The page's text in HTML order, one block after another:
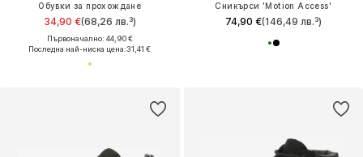
Обувки за прохождане
34,90 €(68,26 лв.³)
Първоначално: 44,90 €
Последна най-ниска цена:31,41 €
Сникърси 'Motion Access'
74,90 €(146,49 лв.³)